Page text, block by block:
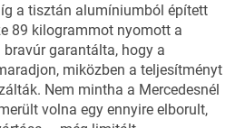
a tisztán alumíniumból épített
89 kilogrammot nyomott a
bravúr garantálta, hogy a
miközben a teljesítményt
Nem mintha a Mercedesnél
volna egy ennyire elborult,